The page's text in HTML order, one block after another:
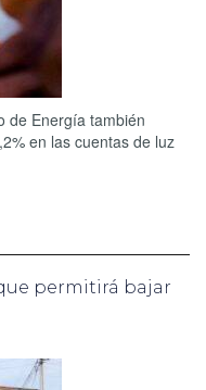
de Energía también
en las cuentas de luz
permitirá bajar